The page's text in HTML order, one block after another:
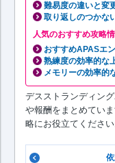
難易度の違いと変
取り返しのつかな
人気のおすすめ攻略
おすすめAPASエ
熟練度の効率的な
メモリーの効率的
デスストランディン
や報酬をまとめてい
略にお役立てください